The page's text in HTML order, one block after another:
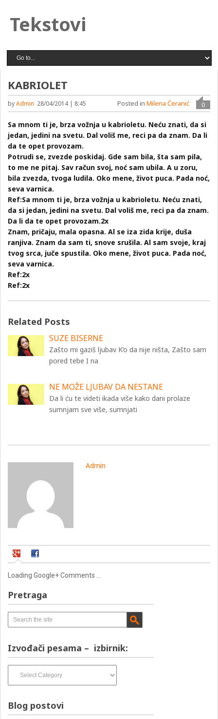
Tekstovi
KABRIOLET
byAdmin 28/04/2014 | 8:45 0
Posted in Milena Ćeranić
Sa mnom ti je, brza vožnja u kabrioletu. Neću znati, da si
jedan, jedini na svetu. Dal voliš me, reci pa da znam. Da li
da te opet provozam.
Potrudi se, zvezde poskidaj. Gde sam bila, šta sam pila,
to me ne pitaj. Sav račun svoj, noć sam ubila. A u zoru,
bila zvezda, tvoga ludila. Oko mene, život puca. Pada noć,
seva varnica.
Ref:Sa mnom ti je, brza vožnja u kabrioletu. Neću znati,
da si jedan, jedini na svetu. Dal voliš me, reci pa da znam.
Da li da te opet provozam.2x
Znam, pričaju, mala opasna. Al se iza zida krije, duša
ranjiva. Znam da sam ti, snove srušila. Al sam svoje, kraj
tvog srca, juče spustila. Oko mene, život puca. Pada noć,
seva varnica.
Ref:2x
Ref:2x
Related Posts
SUZE BISERNE
Zašto mi gaziš ljubav K’o da nije ništa, Zašto sam
pored tebe I na
NE MOŽE LJUBAV DA NESTANE
Da li ću te videti ikada više kako dani prolaze
sumnjam sve više, sumnjati
Admin
Loading Google+ Comments ...
Pretraga
Izvođači pesama – izbirnik:
pesama
Blog postovi